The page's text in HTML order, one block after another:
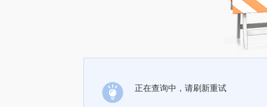
正在查询中，请刷新重试